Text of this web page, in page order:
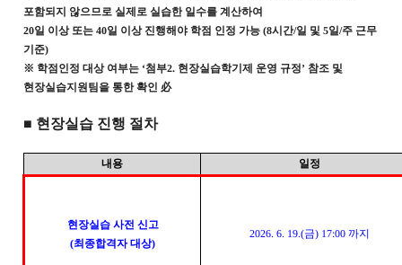
포함되지 않으므로 실제로 실습한 일수를 계산하여
20일 이상 또는40일 이상 진행해야 학점 인정 가능(8시간/일 및5일/주 근무
기준)
※ 학점인정 대상 여부는 ‘첨부2. 현장실습학기제 운영 규정’참조 및
현장실습지원팀을 통한 확인 必
■ 현장실습 진행 절차
내용 일정
현장실습 사전 신고
(최종합격자 대상)
2026. 6. 19.(금) 17:00까지